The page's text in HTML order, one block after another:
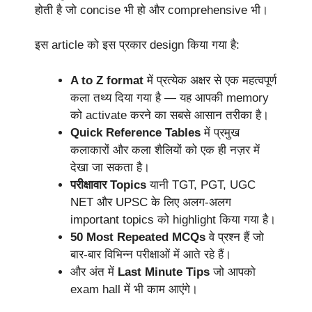
होती है जो concise भी हो और comprehensive भी।
इस article को इस प्रकार design किया गया है:
A to Z format में प्रत्येक अक्षर से एक महत्वपूर्ण
कला तथ्य दिया गया है — यह आपकी memory
को activate करने का सबसे आसान तरीका है।
Quick Reference Tables में प्रमुख
कलाकारों और कला शैलियों को एक ही नज़र में
देखा जा सकता है।
परीक्षावार Topics यानी TGT, PGT, UGC
NET और UPSC के लिए अलग-अलग
important topics को highlight किया गया है।
50 Most Repeated MCQs वे प्रश्न हैं जो
बार-बार विभिन्न परीक्षाओं में आते रहे हैं।
और अंत में Last Minute Tips जो आपको
exam hall में भी काम आएंगे।